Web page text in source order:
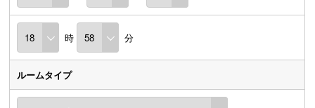
時 分
ルームタイプ